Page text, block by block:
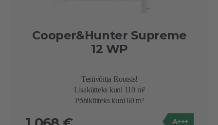
Cooper&Hunter Supreme
12 WP
Testivõitja Rootsis!
Lisakütteks kuni 110 m²
Põhikütteks kuni 60 m²
A+++